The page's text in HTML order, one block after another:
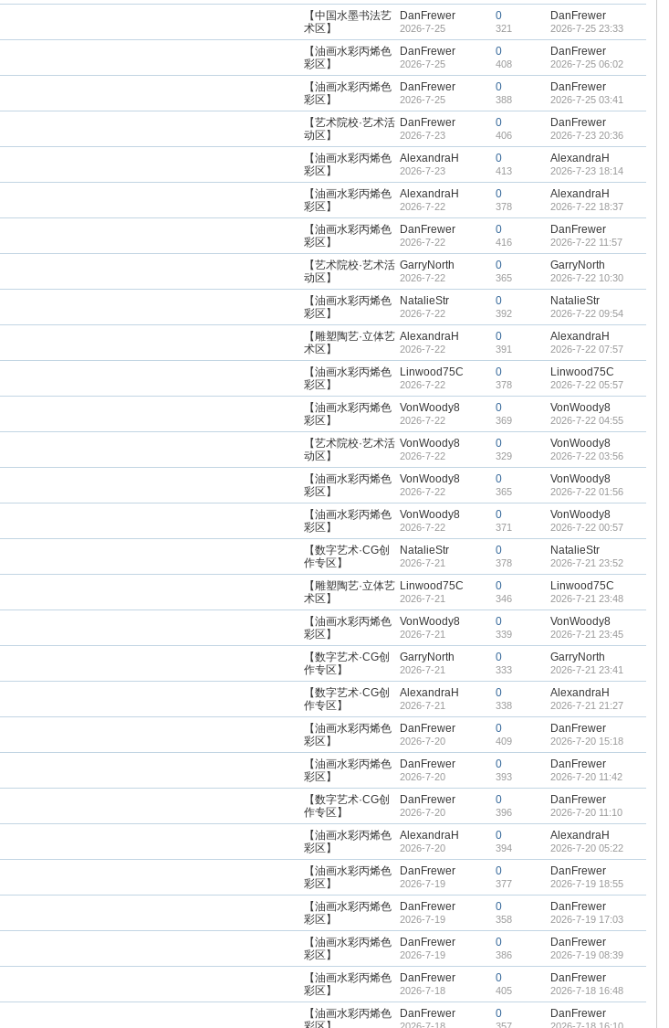
【中国水墨书法艺
术区】
DanFrewer
2026-7-25
0
321
DanFrewer
2026-7-25 23:33
【油画水彩丙烯色
彩区】
DanFrewer
2026-7-25
0
408
DanFrewer
2026-7-25 06:02
【油画水彩丙烯色
彩区】
DanFrewer
2026-7-25
0
388
DanFrewer
2026-7-25 03:41
【艺术院校·艺术活
动区】
DanFrewer
2026-7-23
0
406
DanFrewer
2026-7-23 20:36
【油画水彩丙烯色
彩区】
AlexandraH
2026-7-23
0
413
AlexandraH
2026-7-23 18:14
【油画水彩丙烯色
彩区】
AlexandraH
2026-7-22
0
378
AlexandraH
2026-7-22 18:37
【油画水彩丙烯色
彩区】
DanFrewer
2026-7-22
0
416
DanFrewer
2026-7-22 11:57
【艺术院校·艺术活
动区】
GarryNorth
2026-7-22
0
365
GarryNorth
2026-7-22 10:30
【油画水彩丙烯色
彩区】
NatalieStr
2026-7-22
0
392
NatalieStr
2026-7-22 09:54
【雕塑陶艺·立体艺
术区】
AlexandraH
2026-7-22
0
391
AlexandraH
2026-7-22 07:57
【油画水彩丙烯色
彩区】
Linwood75C
2026-7-22
0
378
Linwood75C
2026-7-22 05:57
【油画水彩丙烯色
彩区】
VonWoody8
2026-7-22
0
369
VonWoody8
2026-7-22 04:55
【艺术院校·艺术活
动区】
VonWoody8
2026-7-22
0
329
VonWoody8
2026-7-22 03:56
【油画水彩丙烯色
彩区】
VonWoody8
2026-7-22
0
365
VonWoody8
2026-7-22 01:56
【油画水彩丙烯色
彩区】
VonWoody8
2026-7-22
0
371
VonWoody8
2026-7-22 00:57
【数字艺术·CG创
作专区】
NatalieStr
2026-7-21
0
378
NatalieStr
2026-7-21 23:52
【雕塑陶艺·立体艺
术区】
Linwood75C
2026-7-21
0
346
Linwood75C
2026-7-21 23:48
【油画水彩丙烯色
彩区】
VonWoody8
2026-7-21
0
339
VonWoody8
2026-7-21 23:45
【数字艺术·CG创
作专区】
GarryNorth
2026-7-21
0
333
GarryNorth
2026-7-21 23:41
【数字艺术·CG创
作专区】
AlexandraH
2026-7-21
0
338
AlexandraH
2026-7-21 21:27
【油画水彩丙烯色
彩区】
DanFrewer
2026-7-20
0
409
DanFrewer
2026-7-20 15:18
【油画水彩丙烯色
彩区】
DanFrewer
2026-7-20
0
393
DanFrewer
2026-7-20 11:42
【数字艺术·CG创
作专区】
DanFrewer
2026-7-20
0
396
DanFrewer
2026-7-20 11:10
【油画水彩丙烯色
彩区】
AlexandraH
2026-7-20
0
394
AlexandraH
2026-7-20 05:22
【油画水彩丙烯色
彩区】
DanFrewer
2026-7-19
0
377
DanFrewer
2026-7-19 18:55
【油画水彩丙烯色
彩区】
DanFrewer
2026-7-19
0
358
DanFrewer
2026-7-19 17:03
【油画水彩丙烯色
彩区】
DanFrewer
2026-7-19
0
386
DanFrewer
2026-7-19 08:39
【油画水彩丙烯色
彩区】
DanFrewer
2026-7-18
0
405
DanFrewer
2026-7-18 16:48
【油画水彩丙烯色
DanFrewer 0 DanFrewer